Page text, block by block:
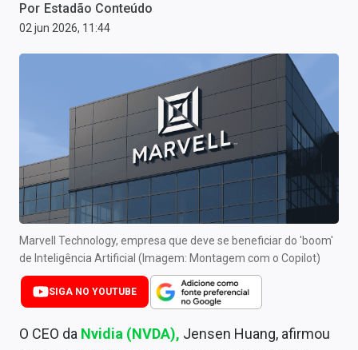
Newsletters
Cotações
Carteiras Recomendadas
Central de Dividendos
Central de Fundos Imobiliários
Central dos IPOs
Renda Fixa
Finanças Pessoais
Mercados
Por Estadão Conteúdo
02 jun 2026, 11:44
Marvell Technology, empresa que deve se beneficiar do 'boom'
de Inteligência Artificial (Imagem: Montagem com o Copilot)
SIGA NO YOUTUBE
O CEO da Nvidia (NVDA), Jensen Huang, afirmou